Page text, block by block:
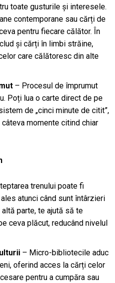
toate gusturile și interesele.
contemporane sau cărți de
pentru fiecare călător. În
și cărți în limbi străine,
care călătoresc din alte
– Procesul de împrumut
Poți lua o carte direct de pe
de „cinci minute de citit”,
momente citind chiar
trenului poate fi
atunci când sunt întârzieri
parte, te ajută să te
ceva plăcut, reducând nivelul
– Micro-bibliotecile aduc
oferind acces la cărți celor
pentru a cumpăra sau